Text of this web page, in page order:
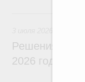
Решения,
2026 года